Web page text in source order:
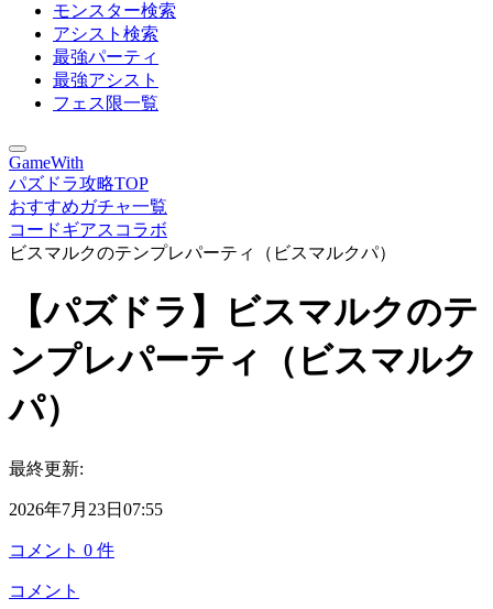
モンスター検索
アシスト検索
最強パーティ
最強アシスト
フェス限一覧
GameWith
パズドラ攻略TOP
おすすめガチャ一覧
コードギアスコラボ
ビスマルクのテンプレパーティ（ビスマルクパ）
【パズドラ】ビスマルクのテ
ンプレパーティ（ビスマルク
パ）
最終更新:
2026年7月23日07:55
コメント 0 件
コメント